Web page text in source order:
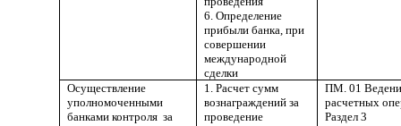
6. Определение
прибыли банка, при
совершении
международной
сделки
Осуществление
уполномоченными
банками контроля за
1. Расчет сумм
вознаграждений за
проведение
ПМ. 01
расчетных
Раздел 3